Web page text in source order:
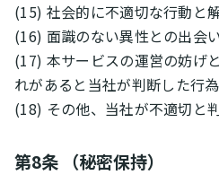
(15) 社会的に不適切な行動と
(16) 面識のない異性との出会
(17) 本サービスの運営の妨げ
れがあると当社が判断した行為
(18) その他、当社が不適切と
第8条 （秘密保持）